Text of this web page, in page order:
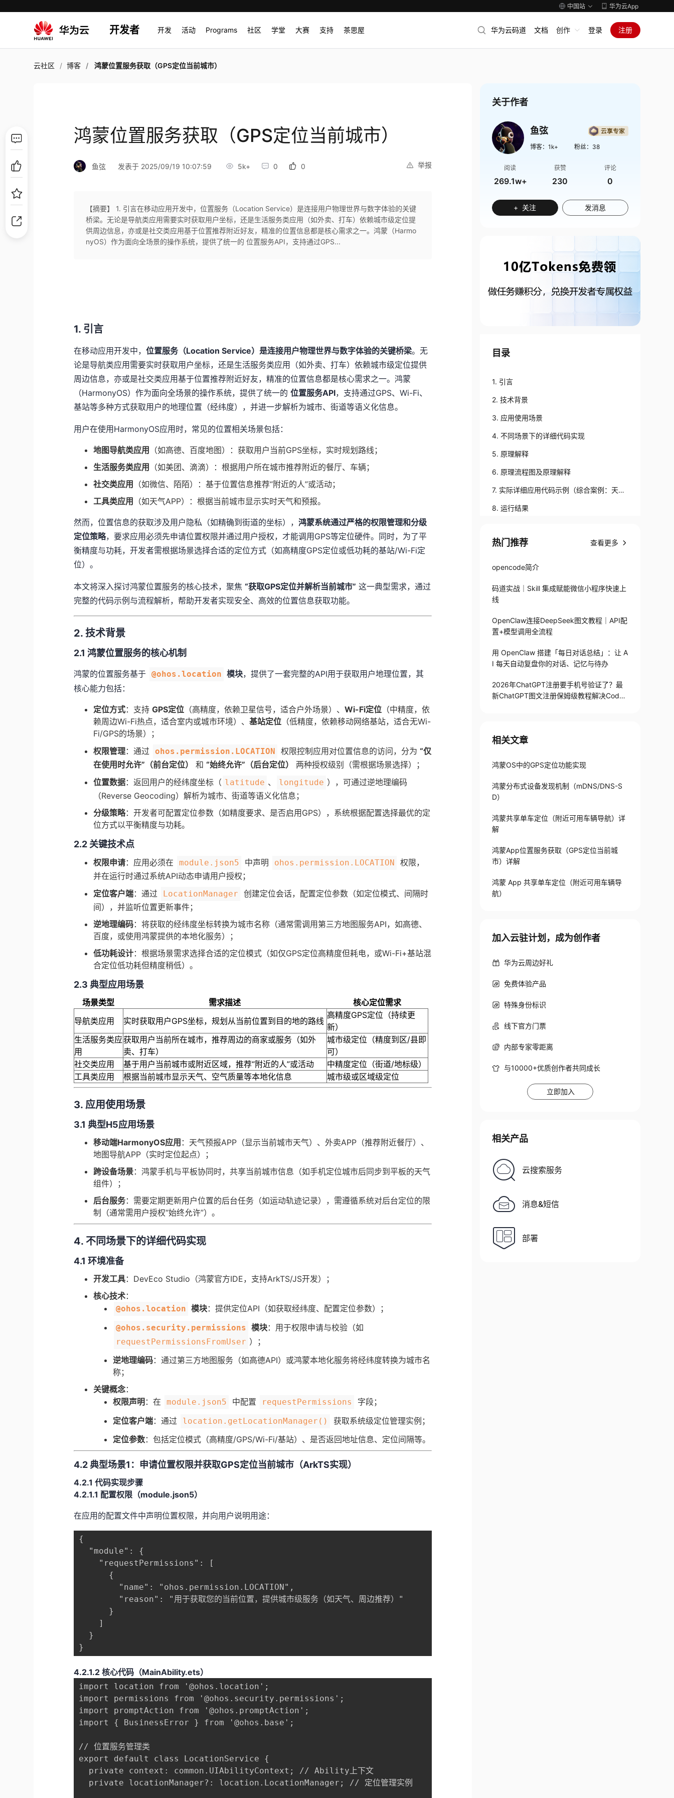
中国站 华为云App
开发者 开发 活动 Programs 社区 学堂 大赛 支持 茶思屋 华为云码道 文档 创作 登录 注册
云社区 博客 鸿蒙位置服务获取（GPS定位当前城市）
鸿蒙位置服务获取（GPS定位当前城市）
举报
鱼弦 发表于 2025/09/19 10:07:59 5k+ 0 0
【摘要】 1. 引言在移动应用开发中，​​位置服务（Location Service）是连接用户物理世界与数字体验的关键
桥梁​​。无论是导航类应用需要实时获取用户坐标，还是生活服务类应用（如外卖、打车）依赖城市级定位提
供周边信息，亦或是社交类应用基于位置推荐附近好友，精准的位置信息都是核心需求之一。鸿蒙（Harmo
nyOS）作为面向全场景的操作系统，提供了统一的 ​​位置服务API​​，支持通过GPS...
1. 引言
在移动应用开发中，​​位置服务（Location Service）是连接用户物理世界与数字体验的关键桥梁​​。无
论是导航类应用需要实时获取用户坐标，还是生活服务类应用（如外卖、打车）依赖城市级定位提供
周边信息，亦或是社交类应用基于位置推荐附近好友，精准的位置信息都是核心需求之一。鸿蒙
（HarmonyOS）作为面向全场景的操作系统，提供了统一的 ​​位置服务API​​，支持通过GPS、Wi-Fi、
基站等多种方式获取用户的地理位置（经纬度），并进一步解析为城市、街道等语义化信息。
用户在使用HarmonyOS应用时，常见的位置相关场景包括：
​地图导航类应用​
​（如高德、百度地图）：获取用户当前GPS坐标，实时规划路线；
​生活服务类应用​
​（如美团、滴滴）：根据用户所在城市推荐附近的餐厅、车辆；
​社交类应用​
​（如微信、陌陌）：基于位置信息推荐“附近的人”或活动；
​工具类应用​
​（如天气APP）：根据当前城市显示实时天气和预报。
然而，位置信息的获取涉及用户隐私（如精确到街道的坐标），​​鸿蒙系统通过严格的权限管理和分级
定位策略​​，要求应用必须先申请位置权限并通过用户授权，才能调用GPS等定位硬件。同时，为了平
衡精度与功耗，开发者需根据场景选择合适的定位方式（如高精度GPS定位或低功耗的基站/Wi-Fi定
位）。
本文将深入探讨鸿蒙位置服务的核心技术，聚焦 ​​“获取GPS定位并解析当前城市”​ ​ 这一典型需求，通过
完整的代码示例与流程解析，帮助开发者实现安全、高效的位置信息获取功能。
2. 技术背景
​2.1 鸿蒙位置服务的核心机制​
鸿蒙的位置服务基于 ​ @ohos.location 模块​​，提供了一套完整的API用于获取用户地理位置，其
核心能力包括：
​定位方式​​：支持 ​​GPS定位​ ​（高精度，依赖卫星信号，适合户外场景）、​​Wi-Fi定位​ ​（中精度，依
赖周边Wi-Fi热点，适合室内或城市环境）、​​基站定位​ ​（低精度，依赖移动网络基站，适合无Wi-
Fi/GPS的场景）；
​权限管理​​：通过 ​ ohos.permission.LOCATION ​ 权限控制应用对位置信息的访问，分为 ​​“仅
在使用时允许”（前台定位）​
​ 和 ​​“始终允许”（后台定位）​
​ 两种授权级别（需根据场景选择）；
​位置数据​​：返回用户的经纬度坐标（ latitude 、 longitude ），可通过逆地理编码
（Reverse Geocoding）解析为城市、街道等语义化信息；
​分级策略​​：开发者可配置定位参数（如精度要求、是否启用GPS），系统根据配置选择最优的定
位方式以平衡精度与功耗。
​2.2 关键技术点​
​权限申请​​：应用必须在 module.json5 中声明 ohos.permission.LOCATION
权限，
并在运行时通过系统API动态申请用户授权；
​定位客户端​​：通过 LocationManager
创建定位会话，配置定位参数（如定位模式、间隔时
间），并监听位置更新事件；
​逆地理编码​​：将获取的经纬度坐标转换为城市名称（通常需调用第三方地图服务API，如高德、
百度，或使用鸿蒙提供的本地化服务）；
​低功耗设计​​：根据场景需求选择合适的定位模式（如仅GPS定位高精度但耗电，或Wi-Fi+基站混
合定位低功耗但精度稍低）。
​2.3 典型应用场景​
场景类型 需求描述
核心定位需求
导航类应用
实时获取用户GPS坐标，规划从当前位置到目的地的路线
高精度GPS定位（持续更
新）
生活服务类应
用
获取用户当前所在城市，推荐周边的商家或服务（如外
卖、打车）
城市级定位（精度到区/县即
可）
社交类应用
基于用户当前城市或附近区域，推荐“附近的人”或活动
中精度定位（街道/地标级）
工具类应用
根据当前城市显示天气、空气质量等本地化信息 城市级或区域级定位
3. 应用使用场景
​3.1 典型H5应用场景​
​移动端HarmonyOS应用​ ​：天气预报APP（显示当前城市天气）、外卖APP（推荐附近餐厅）、
地图导航APP（实时定位起点）；
​跨设备场景​​：鸿蒙手机与平板协同时，共享当前城市信息（如手机定位城市后同步到平板的天气
组件）；
​后台服务​​：需要定期更新用户位置的后台任务（如运动轨迹记录），需遵循系统对后台定位的限
制（通常需用户授权“始终允许”）。
4. 不同场景下的详细代码实现
​4.1 环境准备​
​开发工具​​：DevEco Studio（鸿蒙官方IDE，支持ArkTS/JS开发）；
​核心技术​​：
@ohos.location 模块​​：提供定位API（如获取经纬度、配置定位参数）；
@ohos.security.permissions 模块​​：用于权限申请与校验（如
requestPermissionsFromUser ）；
​逆地理编码​​：通过第三方地图服务（如高德API）或鸿蒙本地化服务将经纬度转换为城市名
称；
​关键概念​​：
​权限声明​ ​：在 module.json5 中配置 requestPermissions
字段；
​定位客户端​​：通过 location.getLocationManager()
获取系统级定位管理实例；
​定位参数​​：包括定位模式（高精度/GPS/Wi-Fi/基站）、是否返回地址信息、定位间隔等。
​4.2 典型场景1：申请位置权限并获取GPS定位当前城市（ArkTS实现）​
​4.2.1 代码实现步骤​
​4.2.1.1 配置权限（module.json5）​
在应用的配置文件中声明位置权限，并向用户说明用途：
{
  "module": {
    "requestPermissions": [
      {
        "name": "ohos.permission.LOCATION",
        "reason": "用于获取您的当前位置，提供城市级服务（如天气、周边推荐）"
      }
    ]
  }
}
​4.2.1.2 核心代码（MainAbility.ets）​
import location from '@ohos.location';
import permissions from '@ohos.security.permissions';
import promptAction from '@ohos.promptAction';
import { BusinessError } from '@ohos.base';
// 位置服务管理类
export default class LocationService {
  private context: common.UIAbilityContext; // Ability上下文
  private locationManager?: location.LocationManager; // 定位管理实例
关于作者
鱼弦
博客： 1k+ 粉丝： 38
阅读
269.1w+
获赞
230
评论
0
+ 关注 发消息
目录
1. 引言
2. 技术背景
3. 应用使用场景
4. 不同场景下的详细代码实现
5. 原理解释
6. 原理流程图及原理解释
7. 实际详细应用代码示例（综合案例：天气
APP）
8. 运行结果
10. 部署场景
11. 疑难解答
​​13. 总结​​
热门推荐 查看更多
opencode简介
码道实战｜Skill 集成赋能微信小程序快速上
线
OpenClaw连接DeepSeek图文教程｜API配
置+模型调用全流程
用 OpenClaw 搭建「每日对话总结」：让 A
I 每天自动复盘你的对话、记忆与待办
2026年ChatGPT注册要手机号验证了？最
新ChatGPT图文注册保姆级教程解决Codex
相关文章
鸿蒙OS中的GPS定位功能实现
鸿蒙分布式设备发现机制（mDNS/DNS-S
D）
鸿蒙共享单车定位（附近可用车辆导航）详
解
鸿蒙App位置服务获取（GPS定位当前城
市）详解
鸿蒙 App 共享单车定位（附近可用车辆导
航）
加入云驻计划，成为创作者
华为云周边好礼
免费体验产品
特殊身份标识
线下官方门票
内部专家零距离
与10000+优质创作者共同成长
立即加入
相关产品
云搜索服务
消息&短信
部署